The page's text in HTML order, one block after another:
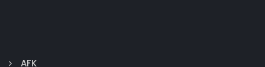
AFK